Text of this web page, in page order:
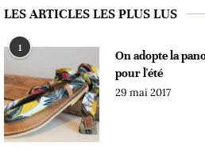
LES ARTICLES LES PLUS LUS
1
On adopte la
pour l'été
29 mai 2017